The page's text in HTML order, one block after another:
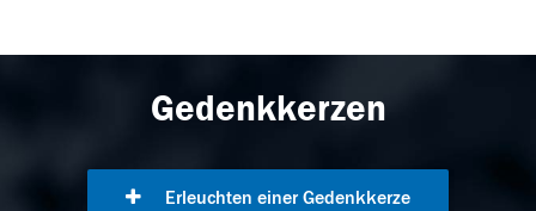
Gedenkkerzen
Erleuchten einer Gedenkkerze